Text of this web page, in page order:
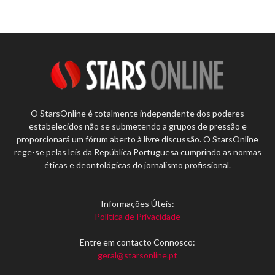
O StarsOnline é totalmente independente dos poderes
estabelecidos não se submetendo a grupos de pressão e
proporcionará um fórum aberto à livre discussão. O StarsOnline
rege-se pelas leis da República Portuguesa cumprindo as normas
éticas e deontológicas do jornalismo profissional.
Informações Úteis:
Política de Privacidade
Entre em contacto Connosco:
geral@starsonline.pt